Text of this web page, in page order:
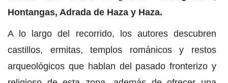
Hontangas, Adrada de Haza y Haza.
A lo largo del recorrido, los autores descubren
castillos, ermitas, templos románicos y restos
arqueológicos que hablan del pasado fronterizo y